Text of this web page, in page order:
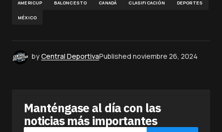
AMERICUP BALONCESTO CANADÁ CLASIFICACIÓN DEPORTES
MÉXICO
byCentral DeportivaPublished noviembre 26, 2024
Manténgase al día con las
noticias más importantes